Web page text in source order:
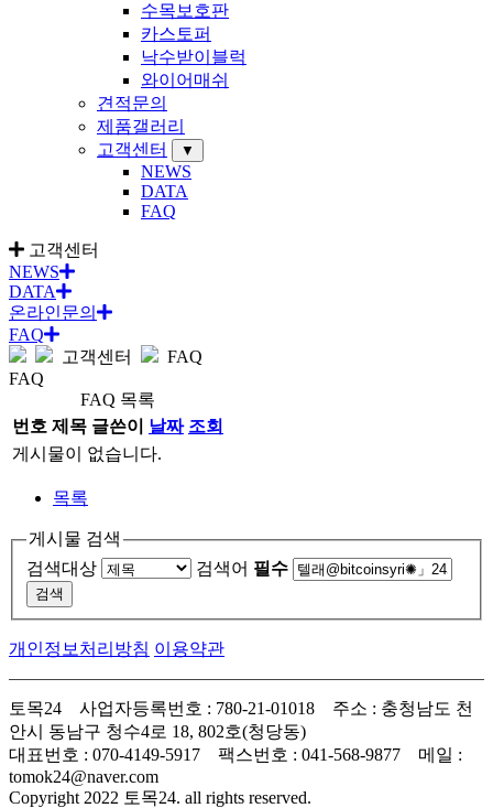
수목보호판
카스토퍼
낙수받이블럭
와이어매쉬
견적문의
제품갤러리
고객센터
▼
NEWS
DATA
FAQ
고객센터
NEWS
DATA
온라인문의
FAQ
고객센터
FAQ
FAQ
FAQ 목록
번호 제목 글쓴이 날짜 조회
게시물이 없습니다.
목록
게시물 검색
검색대상
검색어 필수
개인정보처리방침 이용약관
토목24 사업자등록번호 : 780-21-01018 주소 : 충청남도 천
안시 동남구 청수4로 18, 802호(청당동)
대표번호 : 070-4149-5917 팩스번호 : 041-568-9877 메일 :
tomok24@naver.com
Copyright 2022 토목24. all rights reserved.